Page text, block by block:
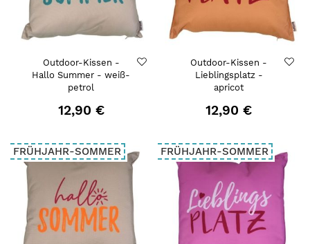
Outdoor-Kissen -
Hallo Summer - weiß-
petrol
12,90 €
Outdoor-Kissen -
Lieblingsplatz -
apricot
12,90 €
FRÜHJAHR-SOMMER FRÜHJAHR-SOMMER